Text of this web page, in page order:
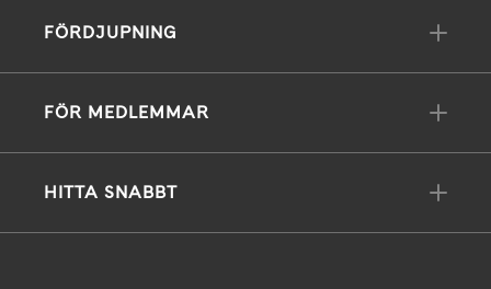
FÖRDJUPNING
FÖR MEDLEMMAR
HITTA SNABBT